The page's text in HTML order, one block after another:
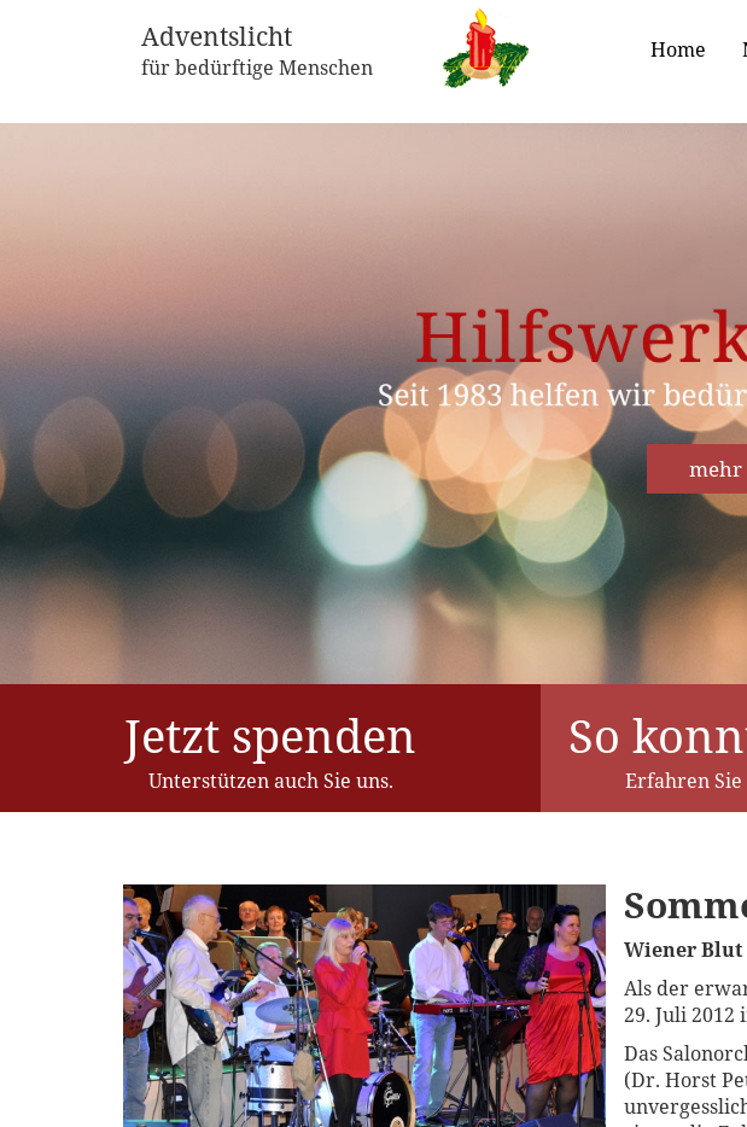
Adventslicht
für bedürftige Menschen
Home
Jetzt spenden
Unterstützen auch Sie uns.
So
Erfahren
Wiener Blut
Als der
29. Juli 2012
Das
(Dr. Horst